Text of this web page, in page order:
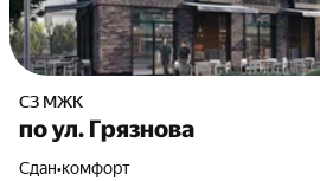
СЗ МЖК
по ул. Грязнова
Сдан•комфорт